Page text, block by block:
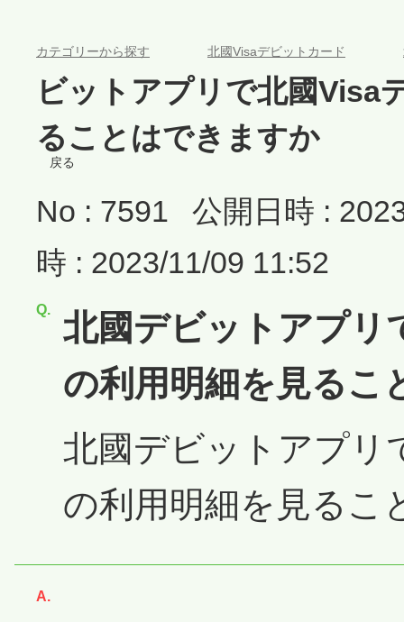
カテゴリーから探す 北國Visaデビットカード
ビットアプリで北國Visa
ることはできますか
戻る
No : 7591
公開日時 :
時 : 2023/11/09 11:52
北國デビットアプリ
の利用明細を見るこ
北國デビットアプリ
の利用明細を見るこ